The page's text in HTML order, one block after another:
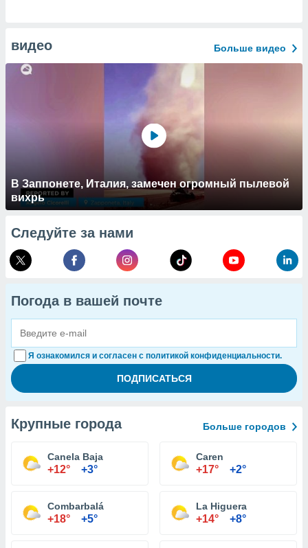
видео Больше видео
В Заппонете, Италия, замечен огромный пылевой
вихрь
Следуйте за нами
Погода в вашей почте
Я ознакомился и согласен с политикой конфиденциальности.
Крупные города Больше городов
Canela Baja
+12° +3°
Caren
+17° +2°
Combarbalá
+18° +5°
La Higuera
+14° +8°